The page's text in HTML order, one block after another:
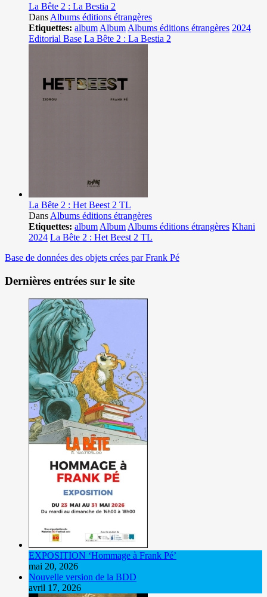
La Bête 2 : La Bestia 2
Dans Albums éditions étrangères
Etiquettes: album Album Albums éditions étrangères 2024
Editorial Base La Bête 2 : La Bestia 2
La Bête 2 : Het Beest 2 TL
Dans Albums éditions étrangères
Etiquettes: album Album Albums éditions étrangères Khani
2024 La Bête 2 : Het Beest 2 TL
Base de données des objets crées par Frank Pé
Dernières entrées sur le site
EXPOSITION ‘Hommage à Frank Pé’
mai 20, 2026
Nouvelle version de la BDD
avril 17, 2026